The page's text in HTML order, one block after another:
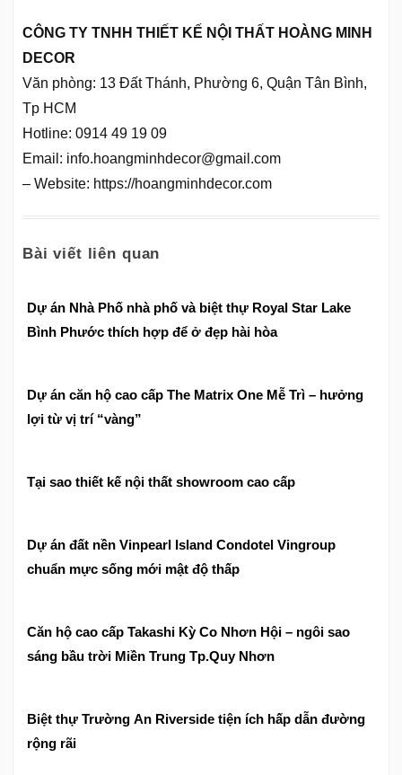
CÔNG TY TNHH THIẾT KẾ NỘI THẤT HOÀNG MINH
DECOR
Văn phòng: 13 Đất Thánh, Phường 6, Quận Tân Bình,
Tp HCM
Hotline: 0914 49 19 09
Email: info.hoangminhdecor@gmail.com
– Website: https://hoangminhdecor.com
Bài viết liên quan
Dự án Nhà Phố nhà phố và biệt thự Royal Star Lake
Bình Phước thích hợp để ở đẹp hài hòa
Dự án căn hộ cao cấp The Matrix One Mễ Trì – hưởng
lợi từ vị trí “vàng”
Tại sao thiết kế nội thất showroom cao cấp
Dự án đất nền Vinpearl Island Condotel Vingroup
chuẩn mực sống mới mật độ thấp
Căn hộ cao cấp Takashi Kỳ Co Nhơn Hội – ngôi sao
sáng bầu trời Miền Trung Tp.Quy Nhơn
Biệt thự Trường An Riverside tiện ích hấp dẫn đường
rộng rãi